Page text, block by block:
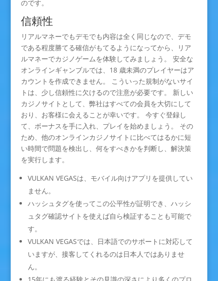
のです。
信頼性
リアルマネーでもデモでも内容は全く同じなので、デモ
である程度勝てる確信がもてるようになってから、リア
ルマネーでカジノゲームを体験してみましょう。 安全な
オンラインギャンブルでは、18 歳未満のプレイヤーはア
カウントを作成できません。 こういった規制がないサイ
トは、少し信頼性に欠けるので注意が必要です。 新しい
カジノサイトとして、弊社はすべての会員を大切にして
おり、お客様に会えることが幸いです。 今すぐ登録し
て、ボーナスを手に入れ、プレイを始めましょう。 その
ため、他のオンラインカジノサイトに比べてはるかに短
い時間で問題を検出し、何をすべきかを判断し、解決策
を実行します。
VULKAN VEGASは、モバイル向けアプリを提供してい
ません。
ハッシュタグを使ってこの公平性が証明でき、ハッシ
ュタグ確認サイトを使えば自ら検証することも可能で
す。
VULKAN VEGASでは、日本語でのサポートに対応して
いますが、接客してくれるのは日本人ではありませ
ん。